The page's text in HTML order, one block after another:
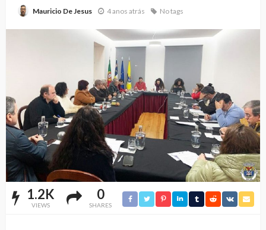
Mauricio De Jesus 4 anos atrás No tags
1.2K
VIEWS
0
SHARES